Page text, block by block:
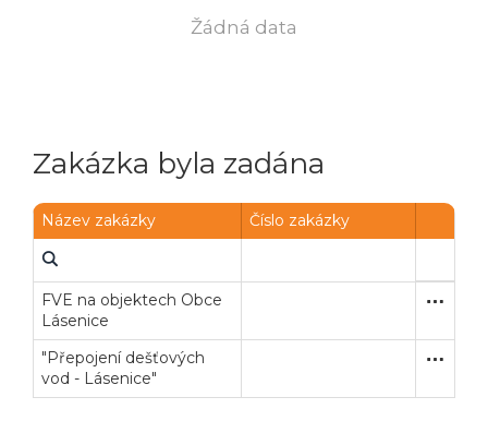
Žádná data
Zakázka byla zadána
Název zakázky Číslo zakázky
FVE na objektech Obce
Lásenice
"Přepojení dešťových
vod - Lásenice"